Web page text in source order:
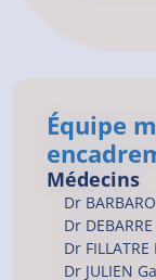
Équipe
Médecins
Dr
Dr DEBARRE
Dr FILLATRE
Dr JULIEN